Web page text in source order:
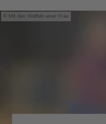
Mit den Waffeln einer Frau